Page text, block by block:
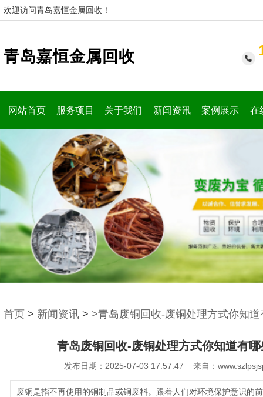
欢迎访问青岛嘉恒金属回收！
青岛嘉恒金属回收
网站首页 服务项目 关于我们 新闻资讯 案例展示 在
首页 > 新闻资讯 > >青岛废铜回收-废铜处理方式你知
青岛废铜回收-废铜处理方式你知道有
发布日期：2025-07-03 17:57:47 来自：
废铜是指不再使用的铜制品或铜废料。跟着人们对环境保护意识的